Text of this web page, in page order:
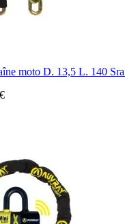
moto D. 13,5 L. 140